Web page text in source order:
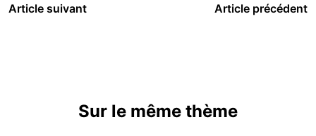
Article suivant Article précédent
Sur le même thème